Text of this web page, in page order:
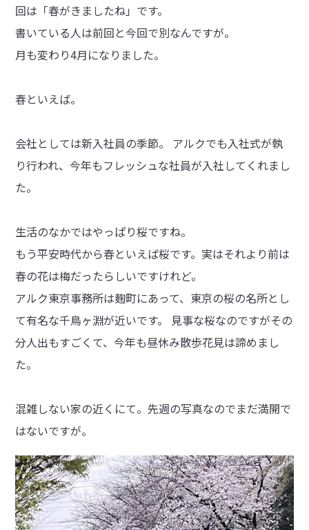
回は「春がきましたね」です。
書いている人は前回と今回で別なんですが。
月も変わり4月になりました。
春といえば。
会社としては新入社員の季節。 アルクでも入社式が執
り行われ、今年もフレッシュな社員が入社してくれまし
た。
生活のなかではやっぱり桜ですね。
もう平安時代から春といえば桜です。実はそれより前は
春の花は梅だったらしいですけれど。
アルク東京事務所は麹町にあって、東京の桜の名所とし
て有名な千鳥ヶ淵が近いです。 見事な桜なのですがその
分人出もすごくて、今年も昼休み散歩花見は諦めまし
た。
混雑しない家の近くにて。先週の写真なのでまだ満開で
はないですが。